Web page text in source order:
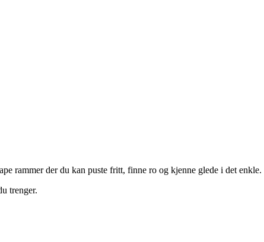
rammer der du kan puste fritt, finne ro og kjenne glede i det enkle.
trenger.